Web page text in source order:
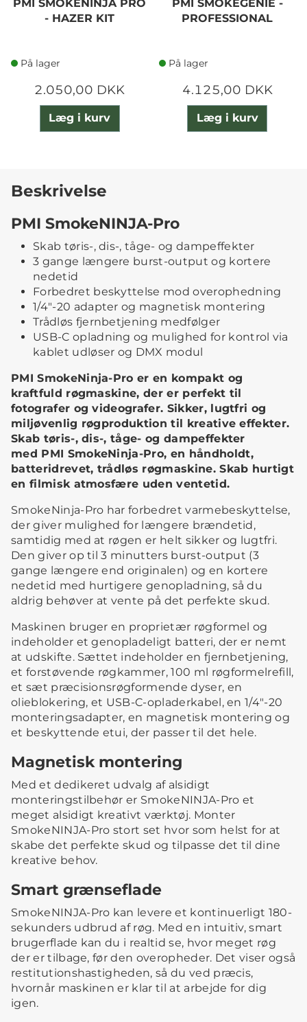
PMI SMOKENINJA PRO
- HAZER KIT
På lager
2.050,00 DKK
Læg i kurv
PMI SMOKEGENIE -
PROFESSIONAL
På lager
4.125,00 DKK
Læg i kurv
Beskrivelse
PMI SmokeNINJA-Pro
Skab tøris-, dis-, tåge- og dampeffekter
3 gange længere burst-output og kortere
nedetid
Forbedret beskyttelse mod overophedning
1/4"-20 adapter og magnetisk montering
Trådløs fjernbetjening medfølger
USB-C opladning og mulighed for kontrol via
kablet udløser og DMX modul
PMI SmokeNinja-Pro er en kompakt og
kraftfuld røgmaskine, der er perfekt til
fotografer og videografer. Sikker, lugtfri og
miljøvenlig røgproduktion til kreative effekter.
Skab tøris-, dis-, tåge- og dampeffekter
med PMI SmokeNinja-Pro, en håndholdt,
batteridrevet, trådløs røgmaskine. Skab hurtigt
en filmisk atmosfære uden ventetid.
SmokeNinja-Pro har forbedret varmebeskyttelse,
der giver mulighed for længere brændetid,
samtidig med at røgen er helt sikker og lugtfri.
Den giver op til 3 minutters burst-output (3
gange længere end originalen) og en kortere
nedetid med hurtigere genopladning, så du
aldrig behøver at vente på det perfekte skud.
Maskinen bruger en proprietær røgformel og
indeholder et genopladeligt batteri, der er nemt
at udskifte. Sættet indeholder en fjernbetjening,
et forstøvende røgkammer, 100 ml røgformelrefill,
et sæt præcisionsrøgformende dyser, en
olieblokering, et USB-C-opladerkabel, en 1/4"-20
monteringsadapter, en magnetisk montering og
et beskyttende etui, der passer til det hele.
Magnetisk montering
Med et dedikeret udvalg af alsidigt
monteringstilbehør er SmokeNINJA-Pro et
meget alsidigt kreativt værktøj. Monter
SmokeNINJA-Pro stort set hvor som helst for at
skabe det perfekte skud og tilpasse det til dine
kreative behov.
Smart grænseflade
SmokeNINJA-Pro kan levere et kontinuerligt 180-
sekunders udbrud af røg. Med en intuitiv, smart
brugerflade kan du i realtid se, hvor meget røg
der er tilbage, før den overopheder. Det viser også
restitutionshastigheden, så du ved præcis,
hvornår maskinen er klar til at arbejde for dig
igen.